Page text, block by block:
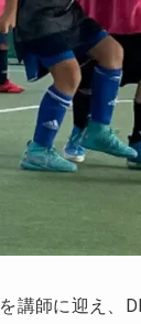
師に迎え、